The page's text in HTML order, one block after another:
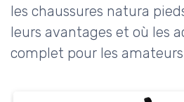
les chaussures natura
leurs avantages et où les
complet pour les